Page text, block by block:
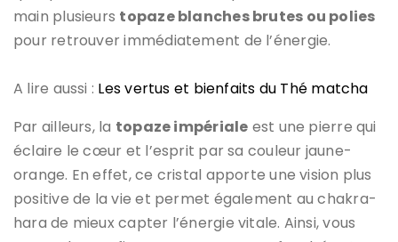
main plusieurs topaze blanches brutes ou polies
pour retrouver immédiatement de l’énergie.
A lire aussi : Les vertus et bienfaits du Thé matcha
Par ailleurs, la topaze impériale est une pierre qui
éclaire le cœur et l’esprit par sa couleur jaune-
orange. En effet, ce cristal apporte une vision plus
positive de la vie et permet également au chakra-
hara de mieux capter l’énergie vitale. Ainsi, vous